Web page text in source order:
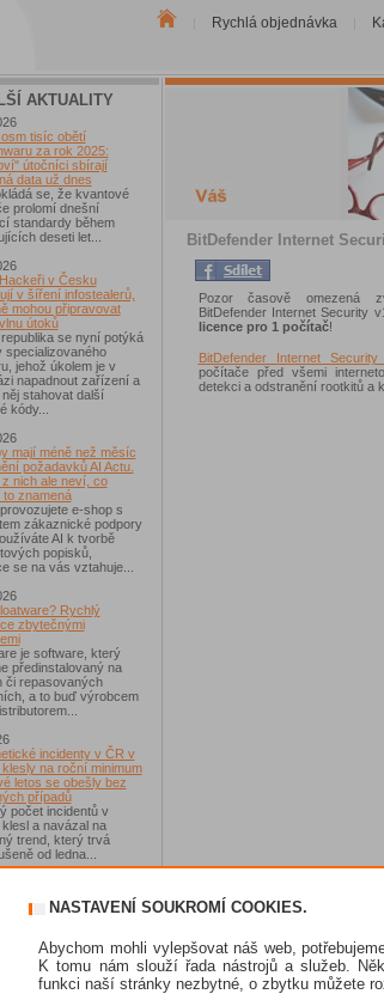
Rychlá objednávka
AKTUALITY
tisíc obětí
za rok 2025:
útočníci sbírají
data už dnes
se, že kvantové
prolomí dnešní
standardy během
deseti let...
v Česku
v šíření infostealerů,
mohou připravovat
útoků
se nyní potýká
specializovaného
jehož úkolem je v
napadnout zařízení a
stahovat další
kódy...
mají méně než měsíc
požadavků AI Actu.
z nich ale neví, co
to znamená
e-shop s
zákaznické podpory
AI k tvorbě
popisků,
se na vás vztahuje...
Rychlý
zbytečnými
je software, který
předinstalovaný na
či repasovaných
a to buď výrobcem
incidenty v ČR v
na roční minimum
letos se obešly bez
případů
počet incidentů v
a navázal na
trend, který trvá
od ledna...
Wi-Fi na dovolené už
zásadním rizikem,
dávejte na něco jiného
jsou veřejné Wi-Fi sítě
než dříve, riziko
Jen se přesunulo
BitDefender Internet
Pozor časově omezená
BitDefender Internet Security
licence pro 1 počítač!
BitDefender Internet
počítače před všemi
detekci a odstranění rootkitů a
NASTAVENÍ SOUKROMÍ COOKIES.
Abychom mohli vylepšovat náš web,
K tomu nám slouží řada nástrojů a služeb.
funkci naší stránky nezbytné, o zbytku můžete